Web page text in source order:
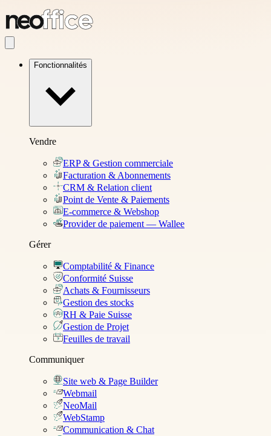
Fonctionnalités
Vendre
ERP & Gestion commerciale
Facturation & Abonnements
CRM & Relation client
Point de Vente & Paiements
E-commerce & Webshop
Provider de paiement — Wallee
Gérer
Comptabilité & Finance
Conformité Suisse
Achats & Fournisseurs
Gestion des stocks
RH & Paie Suisse
Gestion de Projet
Feuilles de travail
Communiquer
Site web & Page Builder
Webmail
NeoMail
WebStamp
Communication & Chat